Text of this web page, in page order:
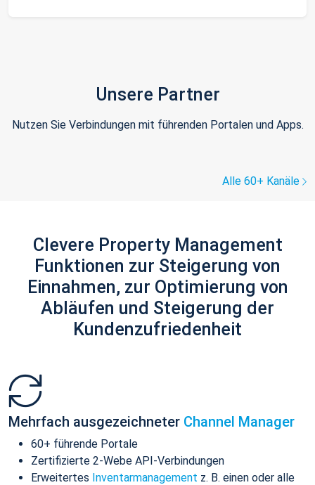
Unsere Partner
Nutzen Sie Verbindungen mit führenden Portalen und Apps.
Alle 60+ Kanäle
Clevere Property Management
Funktionen zur Steigerung von
Einnahmen, zur Optimierung von
Abläufen und Steigerung der
Kundenzufriedenheit
Mehrfach ausgezeichneter Channel Manager
60+ führende Portale
Zertifizierte 2-Webe API-Verbindungen
Erweitertes Inventarmanagement z. B. einen oder alle